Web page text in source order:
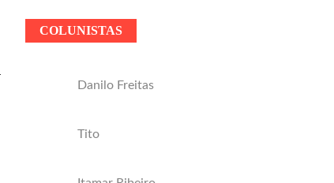
COLUNISTAS
Danilo Freitas
Tito